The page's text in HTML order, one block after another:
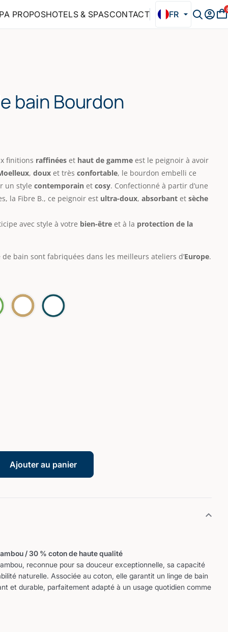
A PROPOSHOTELS & SPASCONTACT FR
bain Bourdon
finitions raffinées et haut de gamme est le peignoir à avoir
, doux et très confortable, le bourdon embelli ce
un style contemporain et cosy. Confectionné à partir d’une
la Fibre B., ce peignoir est ultra-doux, absorbant et sèche
avec style à votre bien-être et à la protection de la
bain sont fabriquées dans les meilleurs ateliers d’Europe.
Ajouter au panier
/ 30 % coton de haute qualité
reconnue pour sa douceur exceptionnelle, sa capacité
naturelle. Associée au coton, elle garantit un linge de bain
et durable, parfaitement adapté à un usage quotidien comme